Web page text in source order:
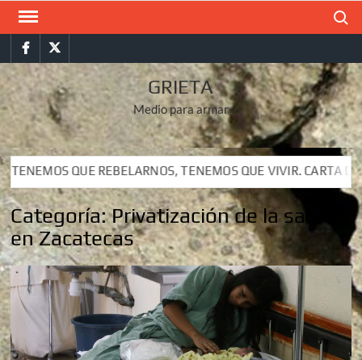
Saltar
contenidoFacebookTwitter
GRIETA
Medio para armar
REBELARNOS, TENEMOS QUE VIVIR. CARTA DEL
REBELARNOS, TENEMOS QUE VIVIR. CARTA DEL
Categoría:Privatización de la salud
en Zacatecas